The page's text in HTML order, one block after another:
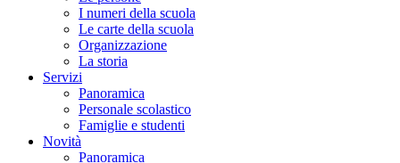
I numeri della scuola
Le carte della scuola
Organizzazione
La storia
Servizi
Panoramica
Personale scolastico
Famiglie e studenti
Novità
Panoramica